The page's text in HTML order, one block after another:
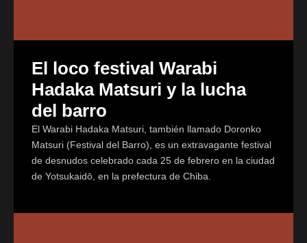
El loco festival Warabi
Hadaka Matsuri y la lucha
del barro
El Warabi Hadaka Matsuri, también llamado Doronko
Matsuri (Festival del Barro), es un extravagante festival
de desnudos celebrado cada 25 de febrero en la ciudad
de Yotsukaidō, en la prefectura de Chiba.